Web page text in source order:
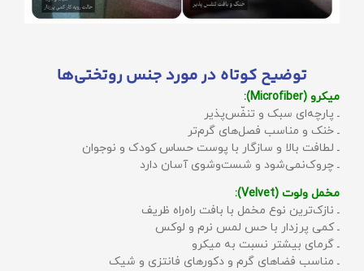
توضیح کوتاه در مورد جنس روتختی‌ها
میکرو (Microfiber):
ـ پارچه‌ای سبک و تنفّس‌پذیر
ـ خنک و مناسب فصل‌های گرم‌تر
ـ لطافت بالا و سازگار با پوست حساس کودک و نوجوان
ـ چروک‌نمی‌شود و شست‌وشوی آسان دارد
مخمل ولوت (Velvet):
ـ نازک‌ترین نوع مخمل با بافت راه‌راه ظریف
ـ کمی پرزدار با حس لمس نرم و لوکس
ـ گرمای بیشتر نسبت به میکرو
ـ مناسب فضاهای گرم و دکورهای فانتزی و شیک